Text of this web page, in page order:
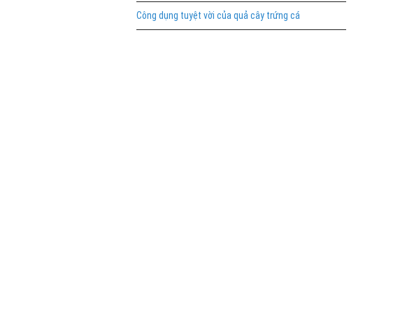
Công dụng tuyệt vời của quả cây trứng cá